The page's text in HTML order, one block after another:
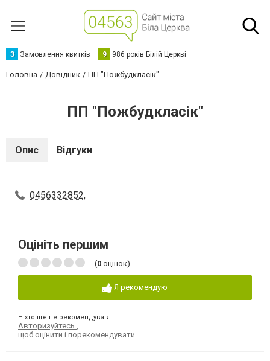
З Замовлення квитків 9 986 років Білій Церкві
Головна Довідник ПП "Пожбудкласік"
ПП "Пожбудкласік"
Опис Відгуки
0456332852,
Оцініть першим
(0 оцінок)
Я рекомендую
Ніхто ще не рекомендував
Авторизуйтесь
щоб оцінити і порекомендувати